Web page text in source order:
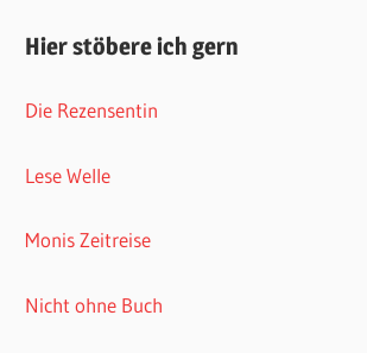
Hier stöbere ich gern
Die Rezensentin
Lese Welle
Monis Zeitreise
Nicht ohne Buch